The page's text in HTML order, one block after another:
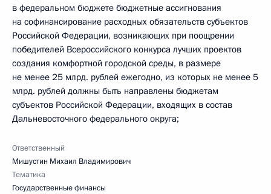
в федеральном бюджете бюджетные ассигнования
на софинансирование расходных обязательств субъектов
Российской Федерации, возникающих при поощрении
победителей Всероссийского конкурса лучших проектов
создания комфортной городской среды, в размере
не менее 25 млрд. рублей ежегодно, из которых не менее 5
млрд. рублей должны быть направлены бюджетам
субъектов Российской Федерации, входящих в состав
Дальневосточного федерального округа;
Ответственный
Мишустин Михаил Владимирович
Тематика
Государственные финансы